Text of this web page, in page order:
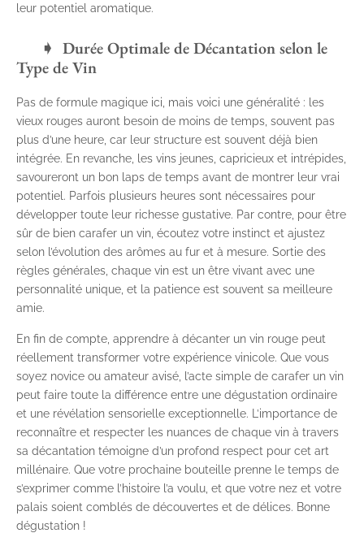
leur potentiel aromatique.
Durée Optimale de Décantation selon le
Type de Vin
Pas de formule magique ici, mais voici une généralité : les
vieux rouges auront besoin de moins de temps, souvent pas
plus d’une heure, car leur structure est souvent déjà bien
intégrée. En revanche, les vins jeunes, capricieux et intrépides,
savoureront un bon laps de temps avant de montrer leur vrai
potentiel. Parfois plusieurs heures sont nécessaires pour
développer toute leur richesse gustative. Par contre, pour être
sûr de bien carafer un vin, écoutez votre instinct et ajustez
selon l’évolution des arômes au fur et à mesure. Sortie des
règles générales, chaque vin est un être vivant avec une
personnalité unique, et la patience est souvent sa meilleure
amie.
En fin de compte, apprendre à décanter un vin rouge peut
réellement transformer votre expérience vinicole. Que vous
soyez novice ou amateur avisé, l’acte simple de carafer un vin
peut faire toute la différence entre une dégustation ordinaire
et une révélation sensorielle exceptionnelle. L’importance de
reconnaître et respecter les nuances de chaque vin à travers
sa décantation témoigne d’un profond respect pour cet art
millénaire. Que votre prochaine bouteille prenne le temps de
s’exprimer comme l’histoire l’a voulu, et que votre nez et votre
palais soient comblés de découvertes et de délices. Bonne
dégustation !